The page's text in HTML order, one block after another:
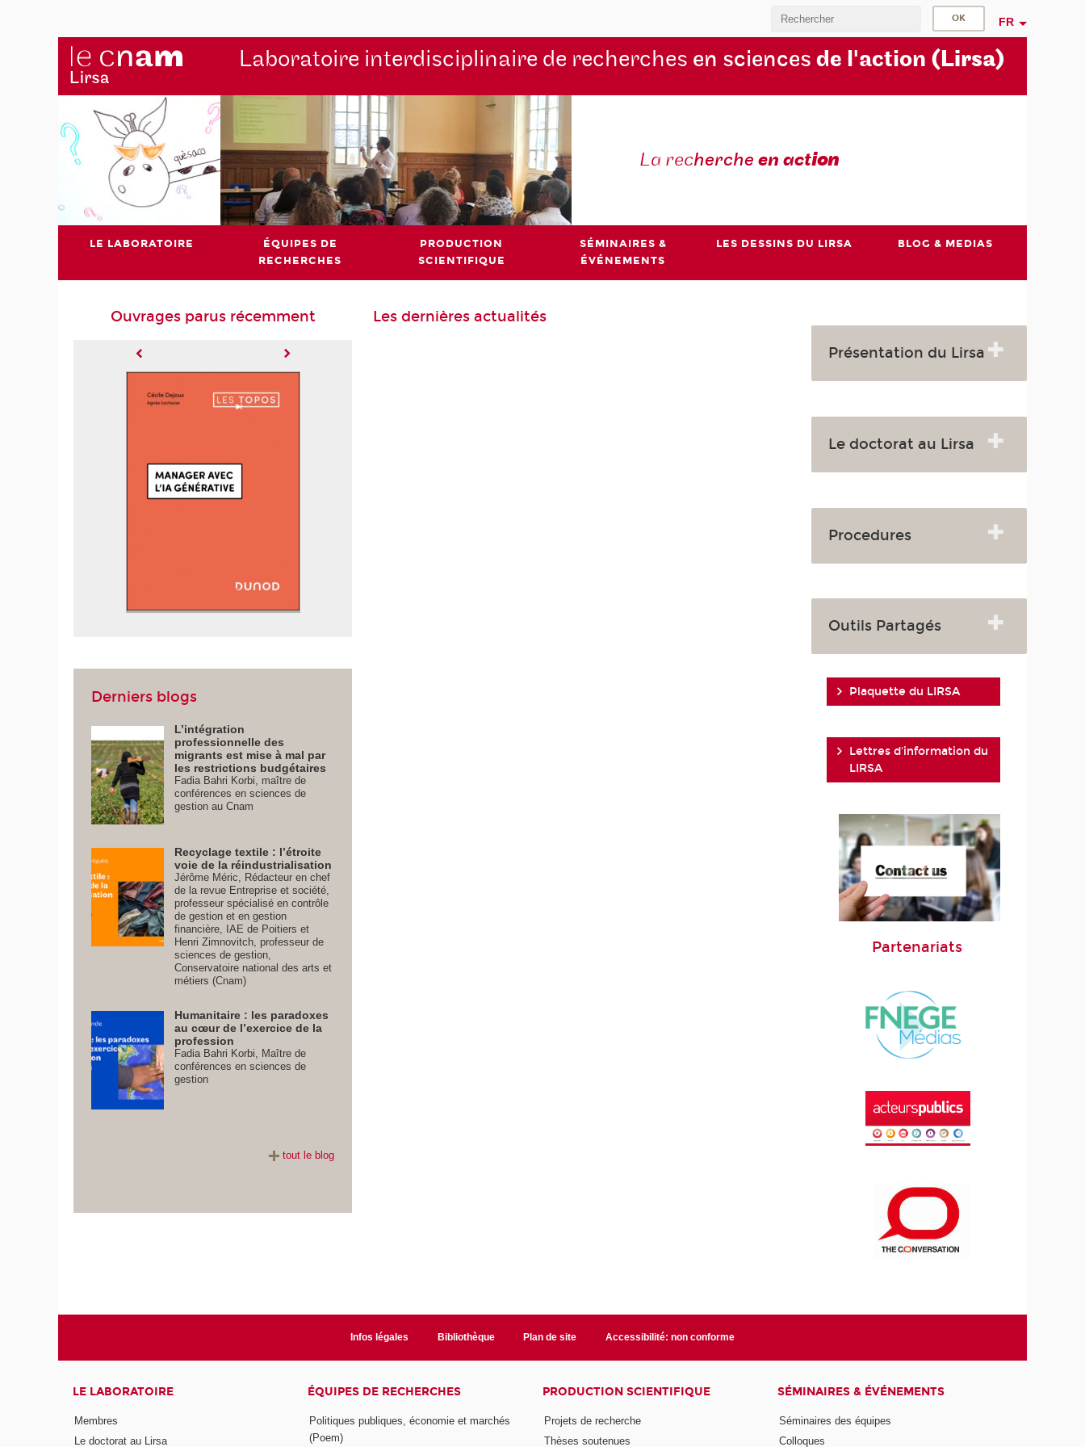
FR
Laboratoire interdisciplinaire de recherches en sciences de l'action (Lirsa)
La recherche en action
LE LABORATOIRE
ÉQUIPES DE
RECHERCHES
PRODUCTION
SCIENTIFIQUE
SÉMINAIRES &
ÉVÉNEMENTS
LES DESSINS DU LIRSA BLOG & MEDIAS
Ouvrages parus récemment
Derniers blogs
L’intégration
professionnelle des
migrants est mise à mal par
les restrictions budgétaires
Fadia Bahri Korbi, maître de
conférences en sciences de
gestion au Cnam
Recyclage textile : l’étroite
voie de la réindustrialisation
Jérôme Méric, Rédacteur en chef
de la revue Entreprise et société,
professeur spécialisé en contrôle
de gestion et en gestion
financière, IAE de Poitiers et
Henri Zimnovitch, professeur de
sciences de gestion,
Conservatoire national des arts et
métiers (Cnam)
Humanitaire : les paradoxes
au cœur de l’exercice de la
profession
Fadia Bahri Korbi, Maître de
conférences en sciences de
gestion
tout le blog
Les dernières actualités
Présentation du Lirsa
Le doctorat au Lirsa
Procedures
Outils Partagés
Plaquette du LIRSA
Lettres d'information du
LIRSA
Partenariats
Infos légales Bibliothèque Plan de site Accessibilité: non conforme
LE LABORATOIRE
Membres
Le doctorat au Lirsa
ÉQUIPES DE RECHERCHES
Politiques publiques, économie et marchés
(Poem)
PRODUCTION SCIENTIFIQUE
Projets de recherche
Thèses soutenues
SÉMINAIRES & ÉVÉNEMENTS
Séminaires des équipes
Colloques